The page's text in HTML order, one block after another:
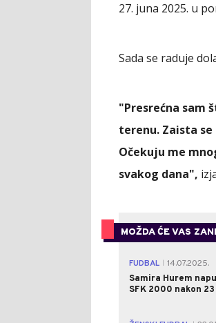
27. juna 2025. u
Sada se raduje
"Presrećna sam
terenu. Zaista
Očekuju me
svakog dana",
MOŽDA ĆE VAS
FUDBAL
14.07.2025.
Samira Hurem
SFK 2000 nakon